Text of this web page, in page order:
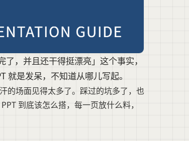
，并且还干得挺漂亮」这个事实，
就是发呆，不知道从哪儿写起。
的场面见得太多了。踩过的坑多了，也
到底该怎么搭，每一页放什么料，